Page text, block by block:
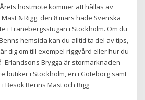
höstmöte kommer att hållas av
& Rigg. den 8 mars hade Svenska
i Tranebergsstugan i Stockholm. Om du
hemsida kan du alltid ta del av tips,
dig om till exempel riggvård eller hur du
Erlandsons Brygga är stormarknaden
butiker i Stockholm, en i Göteborg samt
Besök Benns Mast och Rigg